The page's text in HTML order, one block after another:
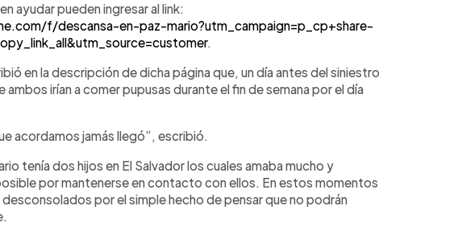
ayudar pueden ingresar al link:
f/descansa-en-paz-mario?utm_campaign=p_cp+share-
.
en la descripción de dicha página que, un día antes del siniestro
ambos irían a comer pupusas durante el fin de semana por el día
acordamos jamás llegó”, escribió.
tenía dos hijos en El Salvador los cuales amaba mucho y
por mantenerse en contacto con ellos. En estos momentos
por el simple hecho de pensar que no podrán